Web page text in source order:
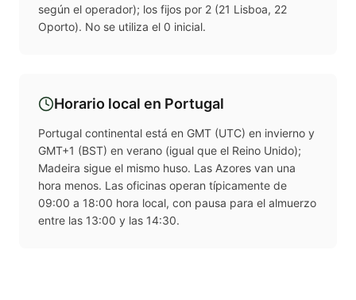
según el operador); los fijos por 2 (21 Lisboa, 22
Oporto). No se utiliza el 0 inicial.
Horario local en Portugal
Portugal continental está en GMT (UTC) en invierno y
GMT+1 (BST) en verano (igual que el Reino Unido);
Madeira sigue el mismo huso. Las Azores van una
hora menos. Las oficinas operan típicamente de
09:00 a 18:00 hora local, con pausa para el almuerzo
entre las 13:00 y las 14:30.